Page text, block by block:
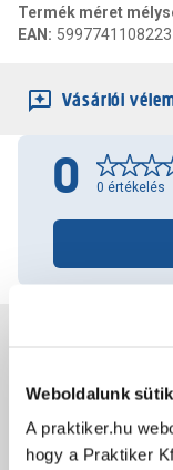
Weboldalunk
A praktiker.hu
hogy a Praktiker
Termék méret
EAN : 5997741108223
Vásárlói
0 0 értékelés